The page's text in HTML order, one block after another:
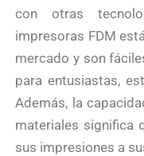
con otras
impresoras FDM
mercado y son
para entusiastas,
Además, la
materiales significa
sus impresiones a